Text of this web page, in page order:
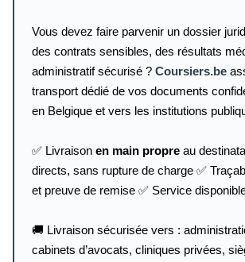
Vous devez faire parvenir un dossier
des contrats sensibles, des résultats
administratif sécurisé ? Coursiers.be
transport dédié de vos documents
en Belgique et vers les institutions
✅ Livraison en main propre au
directs, sans rupture de charge ✅
et preuve de remise ✅ Service
🚚 Livraison sécurisée vers :
cabinets d’avocats, cliniques privées,